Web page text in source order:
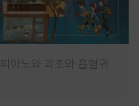
피아노와 괴조와 흡혈귀